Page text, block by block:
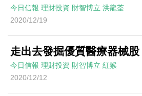
今日信報 理財投資 財智博立 洪龍荃
2020/12/19
走出去發掘優質醫療器械股
今日信報 理財投資 財智博立 紅猴
2020/12/12